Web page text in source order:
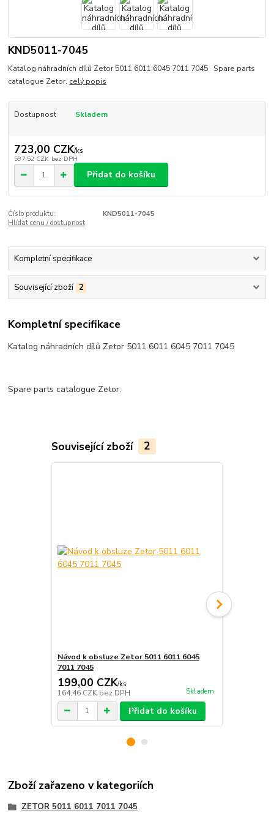
KND5011-7045
Katalog náhradních dílů Zetor 5011 6011 6045 7011 7045 Spare parts
catalogue Zetor. celý popis
Dostupnost Skladem
723,00 CZK/ks
597,52 CZK bez DPH
Přidat do košíku
Číslo produktu:
KND5011-7045
Hlídat cenu / dostupnost
Kompletní specifikace
Související zboží 2
Kompletní specifikace
Katalog náhradních dílů Zetor 5011 6011 6045 7011 7045
Spare parts catalogue Zetor.
Související zboží 2
Návod k obsluze Zetor 5011 6011 6045
7011 7045
199,00 CZK/ks
164,46 CZK bez DPH Skladem
Přidat do košíku
Zboží zařazeno v kategoriích
ZETOR 5011 6011 7011 7045